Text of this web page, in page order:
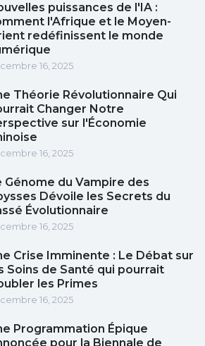
puissances de l'IA :
l'Afrique et le Moyen-
redéfinissent le monde
16, 2025
Théorie Révolutionnaire Qui
Changer Notre
sur l'Économie
16, 2025
Génome du Vampire des
Dévoile les Secrets du
Évolutionnaire
16, 2025
Crise Imminente : Le Débat sur
Soins de Santé qui pourrait
les Primes
16, 2025
Programmation Épique
pour la Biennale de